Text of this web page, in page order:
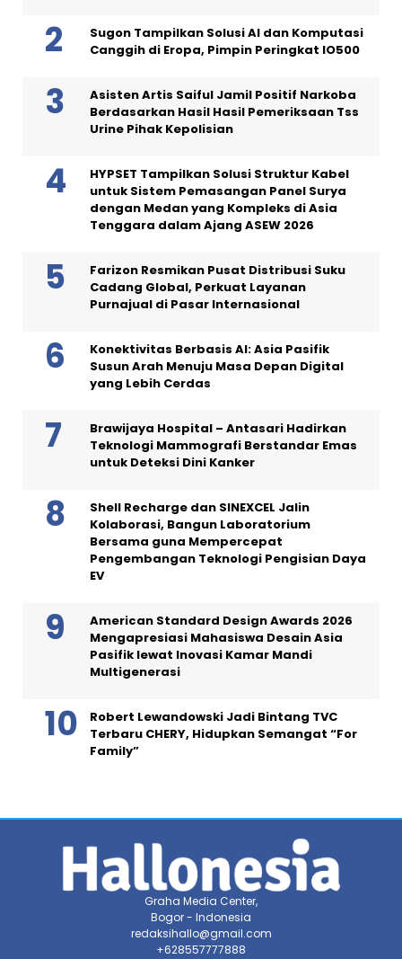
Sugon Tampilkan Solusi AI dan Komputasi
Canggih di Eropa, Pimpin Peringkat IO500
Asisten Artis Saiful Jamil Positif Narkoba
Berdasarkan Hasil Hasil Pemeriksaan Tss
Urine Pihak Kepolisian
HYPSET Tampilkan Solusi Struktur Kabel
untuk Sistem Pemasangan Panel Surya
dengan Medan yang Kompleks di Asia
Tenggara dalam Ajang ASEW 2026
Farizon Resmikan Pusat Distribusi Suku
Cadang Global, Perkuat Layanan
Purnajual di Pasar Internasional
Konektivitas Berbasis AI: Asia Pasifik
Susun Arah Menuju Masa Depan Digital
yang Lebih Cerdas
Brawijaya Hospital – Antasari Hadirkan
Teknologi Mammografi Berstandar Emas
untuk Deteksi Dini Kanker
Shell Recharge dan SINEXCEL Jalin
Kolaborasi, Bangun Laboratorium
Bersama guna Mempercepat
Pengembangan Teknologi Pengisian Daya
EV
American Standard Design Awards 2026
Mengapresiasi Mahasiswa Desain Asia
Pasifik lewat Inovasi Kamar Mandi
Multigenerasi
Robert Lewandowski Jadi Bintang TVC
Terbaru CHERY, Hidupkan Semangat “For
Family”
Graha Media Center,
Bogor - Indonesia
redaksihallo@gmail.com
+628557777888